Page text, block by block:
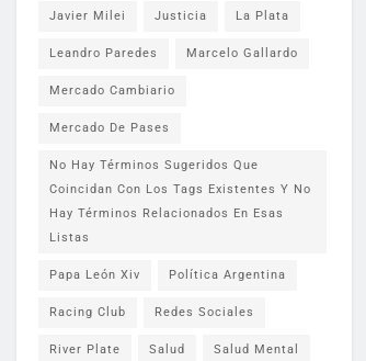
Javier Milei Justicia La Plata
Leandro Paredes Marcelo Gallardo
Mercado Cambiario
Mercado De Pases
No Hay Términos Sugeridos Que
Coincidan Con Los Tags Existentes Y No
Hay Términos Relacionados En Esas
Listas
Papa León Xiv Política Argentina
Racing Club Redes Sociales
River Plate Salud Salud Mental